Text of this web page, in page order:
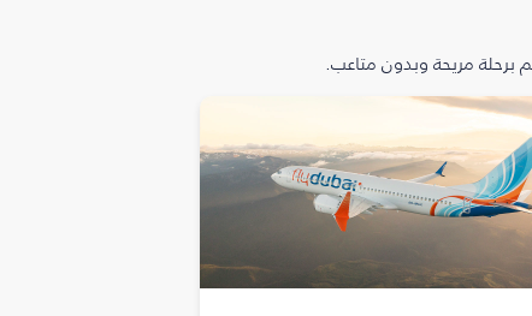
برحلة مريحة وبدون متاعب.